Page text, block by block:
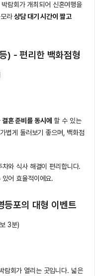
람회가 개최되어 신혼여행을
모라상담 대기 시간이 짧고
) - 편리한 백화점형
혼 준비를 동시에 할 수 있는
볍게 둘러보기 좋으며, 백화점
와 식사 해결이 편리합니다.
어 효율적이에요.
등포의 대형 이벤트
3분)
람회가 열리는 곳입니다. 넓은